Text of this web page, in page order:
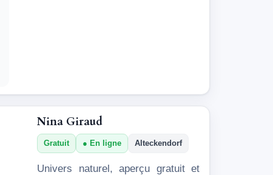
Nina Giraud
Gratuit En ligne Alteckendorf
Univers naturel, aperçu gratuit et